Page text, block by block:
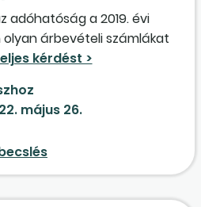
adóhatóság a 2019. évi
árbevételi számlákat
könyvelésre. Ezen
is áfahiányt
ben kapta meg a
esetben mi legyen a
árbevételi számlákat
becsült árbevételtől el
adó alapjához a
május 26.